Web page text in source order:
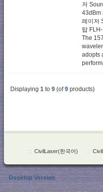
저
43dBm
레이저
탑
The
adopts
Displaying 1 to 9 (of9 products)
:: CivilLaser(한국어) ::
Desktop Version